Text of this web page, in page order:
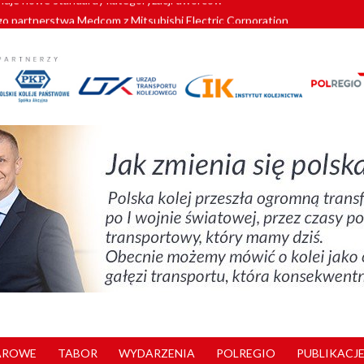
partnerstwa Medcom z Mitsubishi Electric Corporation
znów szuka dostawcy nowych EZT
kolejowych w północnej Wielkopolsce. Łatwiejsze dojazdy do pracy i
nowe standardy kategoryzacji dworców
TABOR WYDARZENIA POLREGIO